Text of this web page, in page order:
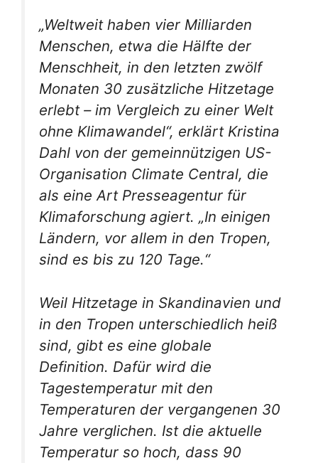
„Weltweit haben vier Milliarden
Menschen, etwa die Hälfte der
Menschheit, in den letzten zwölf
Monaten 30 zusätzliche Hitzetage
erlebt – im Vergleich zu einer Welt
ohne Klimawandel“, erklärt Kristina
Dahl von der gemeinnützigen US-
Organisation Climate Central, die
als eine Art Presseagentur für
Klimaforschung agiert. „In einigen
Ländern, vor allem in den Tropen,
sind es bis zu 120 Tage.“
Weil Hitzetage in Skandinavien und
in den Tropen unterschiedlich heiß
sind, gibt es eine globale
Definition. Dafür wird die
Tagestemperatur mit den
Temperaturen der vergangenen 30
Jahre verglichen. Ist die aktuelle
Temperatur so hoch, dass 90